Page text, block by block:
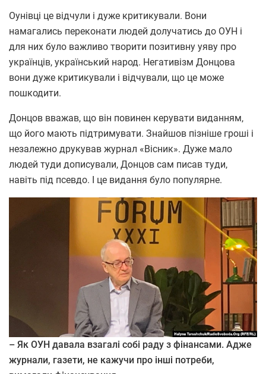
Оунівці це відчули і дуже критикували. Вони
намагались переконати людей долучатись до ОУН і
для них було важливо творити позитивну уяву про
українців, український народ. Негативізм Донцова
вони дуже критикували і відчували, що це може
пошкодити.
Донцов вважав, що він повинен керувати виданням,
що його мають підтримувати. Знайшов пізніше гроші і
незалежно друкував журнал «Вісник». Дуже мало
людей туди дописували, Донцов сам писав туди,
навіть під псевдо. І це видання було популярне.
– Як ОУН давала взагалі собі раду з фінансами. Адже
журнали, газети, не кажучи про інші потреби,